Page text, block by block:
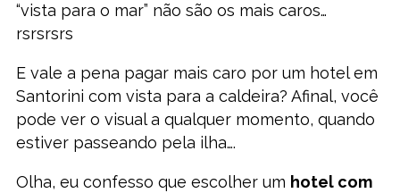
“vista para o mar” não são os mais caros…
rsrsrsrs
E vale a pena pagar mais caro por um hotel em
Santorini com vista para a caldeira? Afinal, você
pode ver o visual a qualquer momento, quando
estiver passeando pela ilha….
Olha, eu confesso que escolher um hotel com